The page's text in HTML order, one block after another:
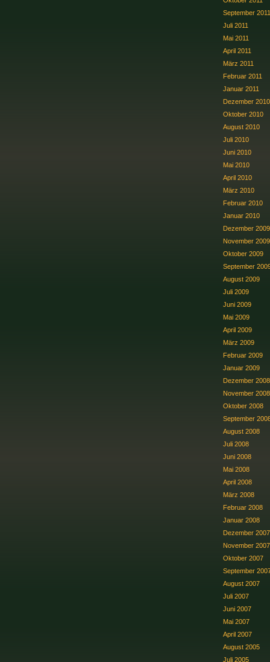
September 2011
Juli 2011
Mai 2011
April 2011
März 2011
Februar 2011
Januar 2011
Dezember 2010
Oktober 2010
August 2010
Juli 2010
Juni 2010
Mai 2010
April 2010
März 2010
Februar 2010
Januar 2010
Dezember 2009
November 2009
Oktober 2009
September
August 2009
Juli 2009
Juni 2009
Mai 2009
April 2009
März 2009
Februar 2009
Januar 2009
Dezember 2008
November 2008
Oktober 2008
September
August 2008
Juli 2008
Juni 2008
Mai 2008
April 2008
März 2008
Februar 2008
Januar 2008
Dezember 2007
November 2007
Oktober 2007
September
August 2007
Juli 2007
Juni 2007
Mai 2007
April 2007
August 2005
Juli 2005